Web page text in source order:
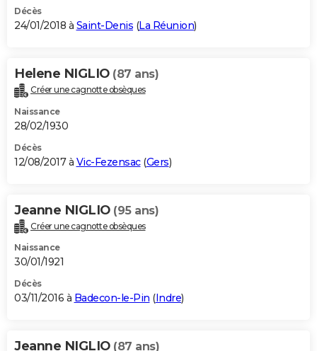
Décès
24/01/2018 à Saint-Denis (La Réunion)
Helene NIGLIO (87 ans)
Créer une cagnotte obsèques
Naissance
28/02/1930
Décès
12/08/2017 à Vic-Fezensac(Gers)
Jeanne NIGLIO (95 ans)
Créer une cagnotte obsèques
Naissance
30/01/1921
Décès
03/11/2016 à Badecon-le-Pin (Indre)
Jeanne NIGLIO (87 ans)